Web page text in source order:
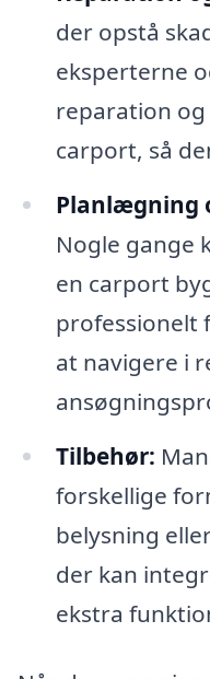
der opstå
eksperterne
reparation
carport, så
Planlægning
Nogle gange
en carport
professionelt
at navigere i
Tilbehør:
forskellige
belysning
der kan
ekstra